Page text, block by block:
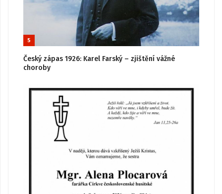
5
Český zápas 1926: Karel Farský – zjištění vážné
choroby